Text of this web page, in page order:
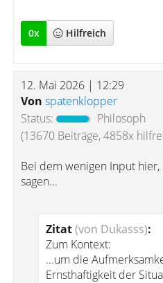
0x Hilfreich
12. Mai 2026 | 12:29
Von spatenklopper
Status:
Philosoph
(13670 Beiträge, 4858x
Bei dem wenigen Input
sagen...
Zitat(von Dukasss):
Zum Kontext:
...um die
Ernsthaftigkeit der